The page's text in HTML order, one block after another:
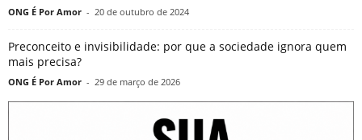
ONG É Por Amor - 20 de outubro de 2024
Preconceito e invisibilidade: por que a sociedade ignora quem
mais precisa?
ONG É Por Amor - 29 de março de 2026